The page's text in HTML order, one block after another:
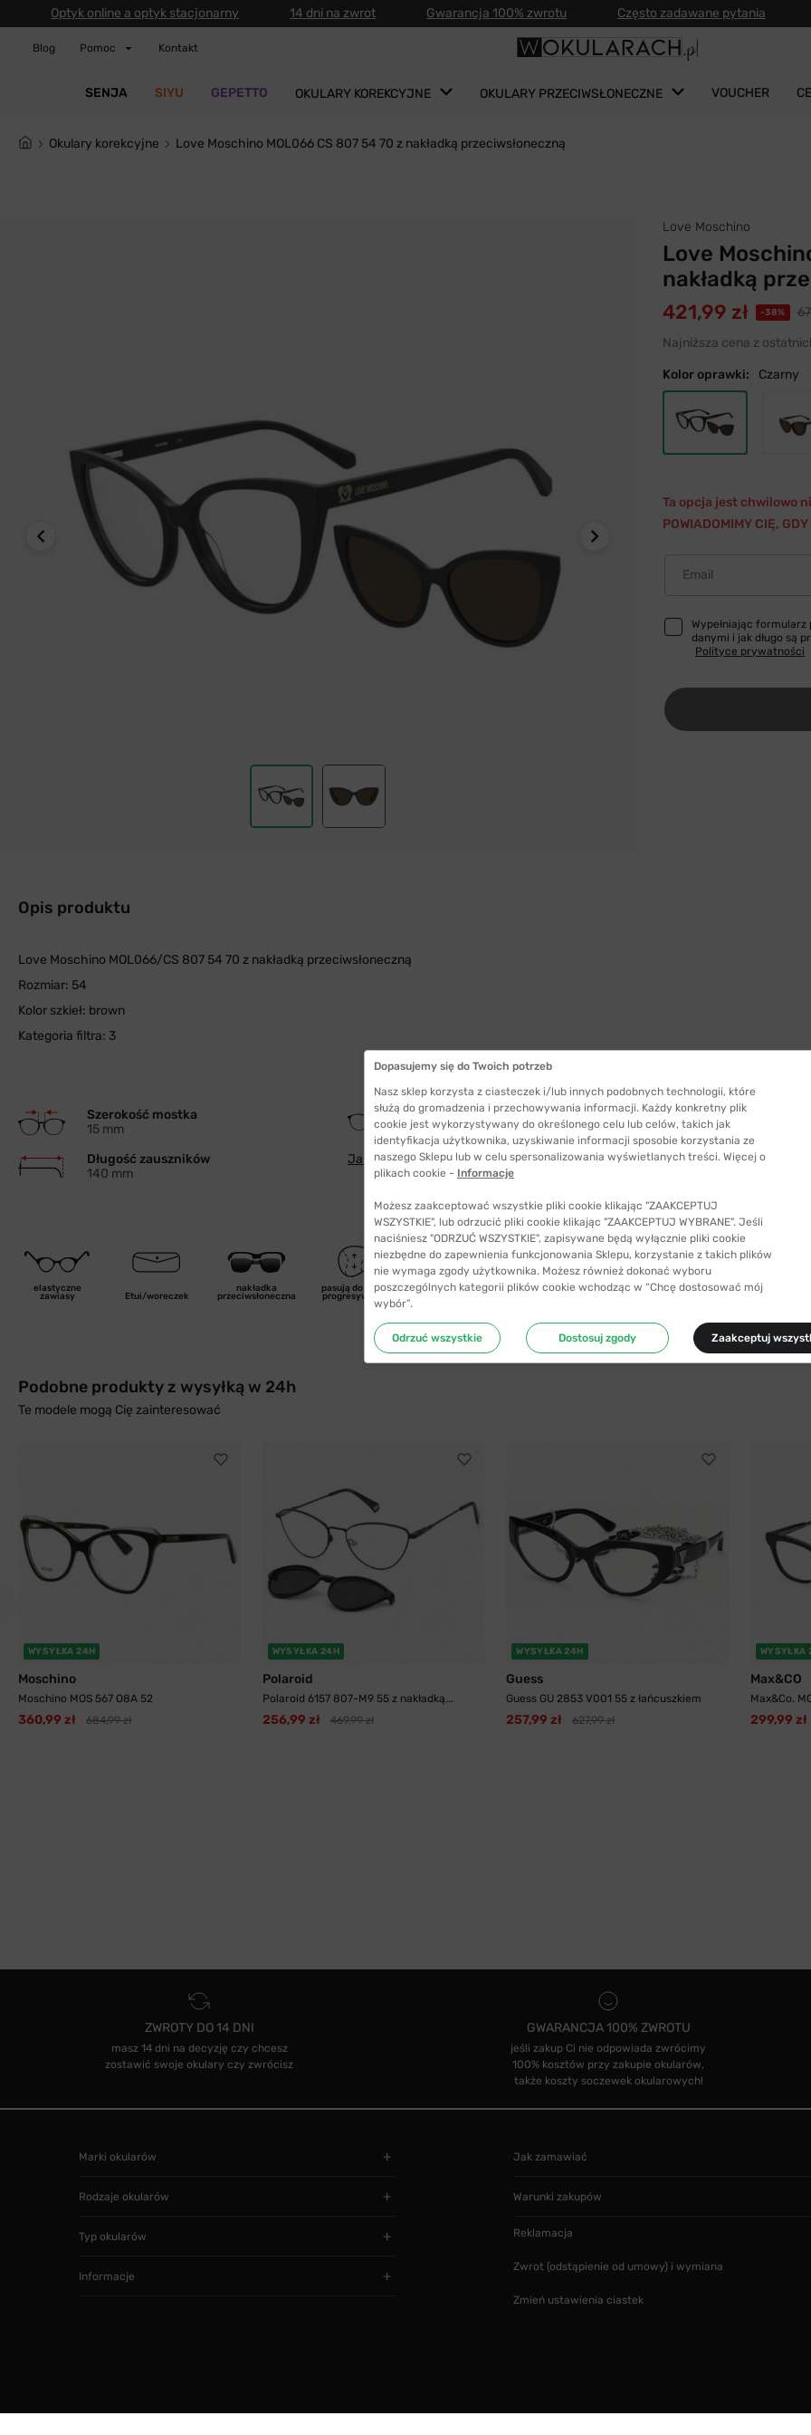
Optyk online a optyk stacjonarny 14 dni na zwrot Gwarancja 100% zwrotu Często zadawane pytania
Blog Pomoc Kontakt
SENJA SIYU GEPETTO OKULARY KOREKCYJNE OKULARY PRZECIWSŁONECZNE VOUCHER
Okulary korekcyjne Love Moschino MOL066 CS 807 54 70 z nakładką przeciwsłoneczną
Love Moschino
Love
nakładką
421,99 zł -38%
Najniższa cena z
Kolor oprawki: Czarny
Ta opcja jest chwilowo
POWIADOMIMY CIĘ,
Email
Wypełniając formularz
danymi i jak długo są
Polityce prywatności
Opis produktu
Love Moschino MOL066/CS 807 54 70 z nakładką przeciwsłoneczną
Rozmiar: 54
Kolor szkieł: brown
Kategoria filtra: 3
Szerokość mostka
15 mm
Szerokość szkła
54 mm
Długość zauszników
140 mm
Jak wybrać odpowiedni rozmiar
elastyczne
zawiasy Etui/woreczek
nakładka
przeciwsłoneczna
pasują do szkieł
progresywnych
Ściereczka w
zestawie
Podobne produkty z wysyłką w 24h
Te modele mogą Cię zainteresować
WYSYŁKA 24H
Moschino
Moschino MOS 567 O8A 52
360,99 zł 684,99 zł
WYSYŁKA 24H
Polaroid
Polaroid 6157 807-M9 55 z nakładką...
256,99 zł 469,99 zł
WYSYŁKA 24H
Guess
Guess GU 2853 V001 55 z łańcuszkiem
257,99 zł 627,99 zł
WYSYŁKA
Max&CO
Max&Co.
299,99 zł
ZWROTY DO 14 DNI
masz 14 dni na decyzję czy chcesz
zostawić swoje okulary czy zwrócisz
GWARANCJA 100% ZWROTU
jeśli zakup Ci nie odpowiada zwrócimy
100% kosztów przy zakupie okularów,
także koszty soczewek okularowych!
Marki okularów
Rodzaje okularów
Typ okularów
Informacje
Jak zamawiać
Warunki zakupów
Reklamacja
Zwrot (odstąpienie od umowy) i wymiana
Zmień ustawienia ciastek
Dopasujemy się do Twoich potrzeb
Nasz sklep korzysta z ciasteczek i/lub innych podobnych technologii, które
służą do gromadzenia i przechowywania informacji. Każdy konkretny plik
cookie jest wykorzystywany do określonego celu lub celów, takich jak
identyfikacja użytkownika, uzyskiwanie informacji sposobie korzystania ze
naszego Sklepu lub w celu spersonalizowania wyświetlanych treści. Więcej o
plikach cookie - Informacje
Możesz zaakceptować wszystkie pliki cookie klikając "ZAAKCEPTUJ
WSZYSTKIE", lub odrzucić pliki cookie klikając "ZAAKCEPTUJ WYBRANE". Jeśli
naciśniesz "ODRZUĆ WSZYSTKIE", zapisywane będą wyłącznie pliki cookie
niezbędne do zapewnienia funkcjonowania Sklepu, korzystanie z takich plików
nie wymaga zgody użytkownika. Możesz również dokonać wyboru
poszczególnych kategorii plików cookie wchodząc w “Chcę dostosować mój
wybór”.
Odrzuć wszystkie Dostosuj zgody Zaakceptuj